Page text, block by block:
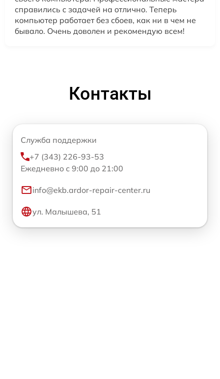
справились с задачей на отлично. Теперь
компьютер работает без сбоев, как ни в чем не
бывало. Очень доволен и рекомендую всем!
Контакты
Служба поддержки
+7 (343) 226-93-53
Ежедневно с 9:00 до 21:00
info@ekb.ardor-repair-center.ru
ул. Малышева, 51